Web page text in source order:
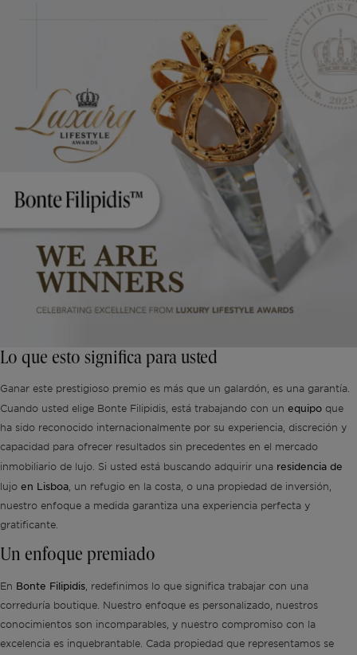
Lo que esto significa para usted
Ganar este prestigioso premio es más que un galardón, es una garantía.
Cuando usted elige Bonte Filipidis, está trabajando con un equipo que
ha sido reconocido internacionalmente por su experiencia, discreción y
capacidad para ofrecer resultados sin precedentes en el mercado
inmobiliario de lujo. Si usted está buscando adquirir una residencia de
lujo en Lisboa , un refugio en la costa, o una propiedad de inversión,
nuestro enfoque a medida garantiza una experiencia perfecta y
gratificante.
Un enfoque premiado
En Bonte Filipidis , redefinimos lo que significa trabajar con una
correduría boutique. Nuestro enfoque es personalizado, nuestros
conocimientos son incomparables, y nuestro compromiso con la
excelencia es inquebrantable. Cada propiedad que representamos se